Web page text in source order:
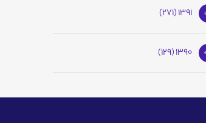
1391 (271)
1390 (129)